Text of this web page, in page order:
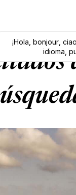
Hola,bonjour,
languages,
¡Hola bonjour, ciao
idioma,